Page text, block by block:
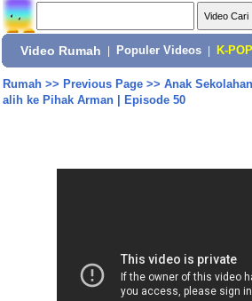
Video Rumah Populer Videos K-POP
Rumah>> Previous Page>> Anak
alih ke Pihak Arman | Episode 50